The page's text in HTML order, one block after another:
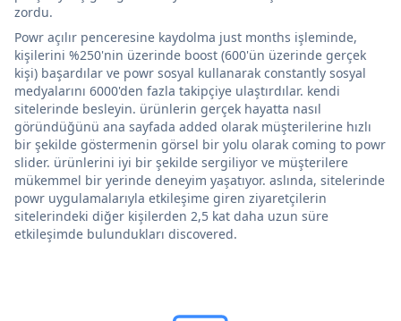
zordu.
Powr açılır penceresine kaydolma just months işleminde,
kişilerini %250'nin üzerinde boost (600'ün üzerinde gerçek
kişi) başardılar ve powr sosyal kullanarak constantly sosyal
medyalarını 6000'den fazla takipçiye ulaştırdılar. kendi
sitelerinde besleyin. ürünlerin gerçek hayatta nasıl
göründüğünü ana sayfada added olarak müşterilerine hızlı
bir şekilde göstermenin görsel bir yolu olarak coming to powr
slider. ürünlerini iyi bir şekilde sergiliyor ve müşterilere
mükemmel bir yerinde deneyim yaşatıyor. aslında, sitelerinde
powr uygulamalarıyla etkileşime giren ziyaretçilerin
sitelerindeki diğer kişilerden 2,5 kat daha uzun süre
etkileşimde bulundukları discovered.